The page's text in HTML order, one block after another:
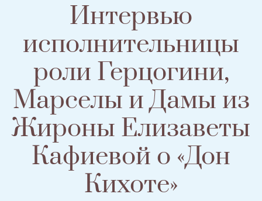
Интервью
исполнительницы
роли Герцогини,
Марселы и Дамы из
Жироны Елизаветы
Кафиевой о «Дон
Кихоте»